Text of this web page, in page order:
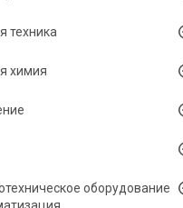
техника
химия
оборудование